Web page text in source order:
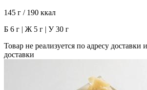
145 г / 190 ккал
Б 6 г | Ж 5 г | У 30 г
Товар не реализуется по адресу доставки
доставки